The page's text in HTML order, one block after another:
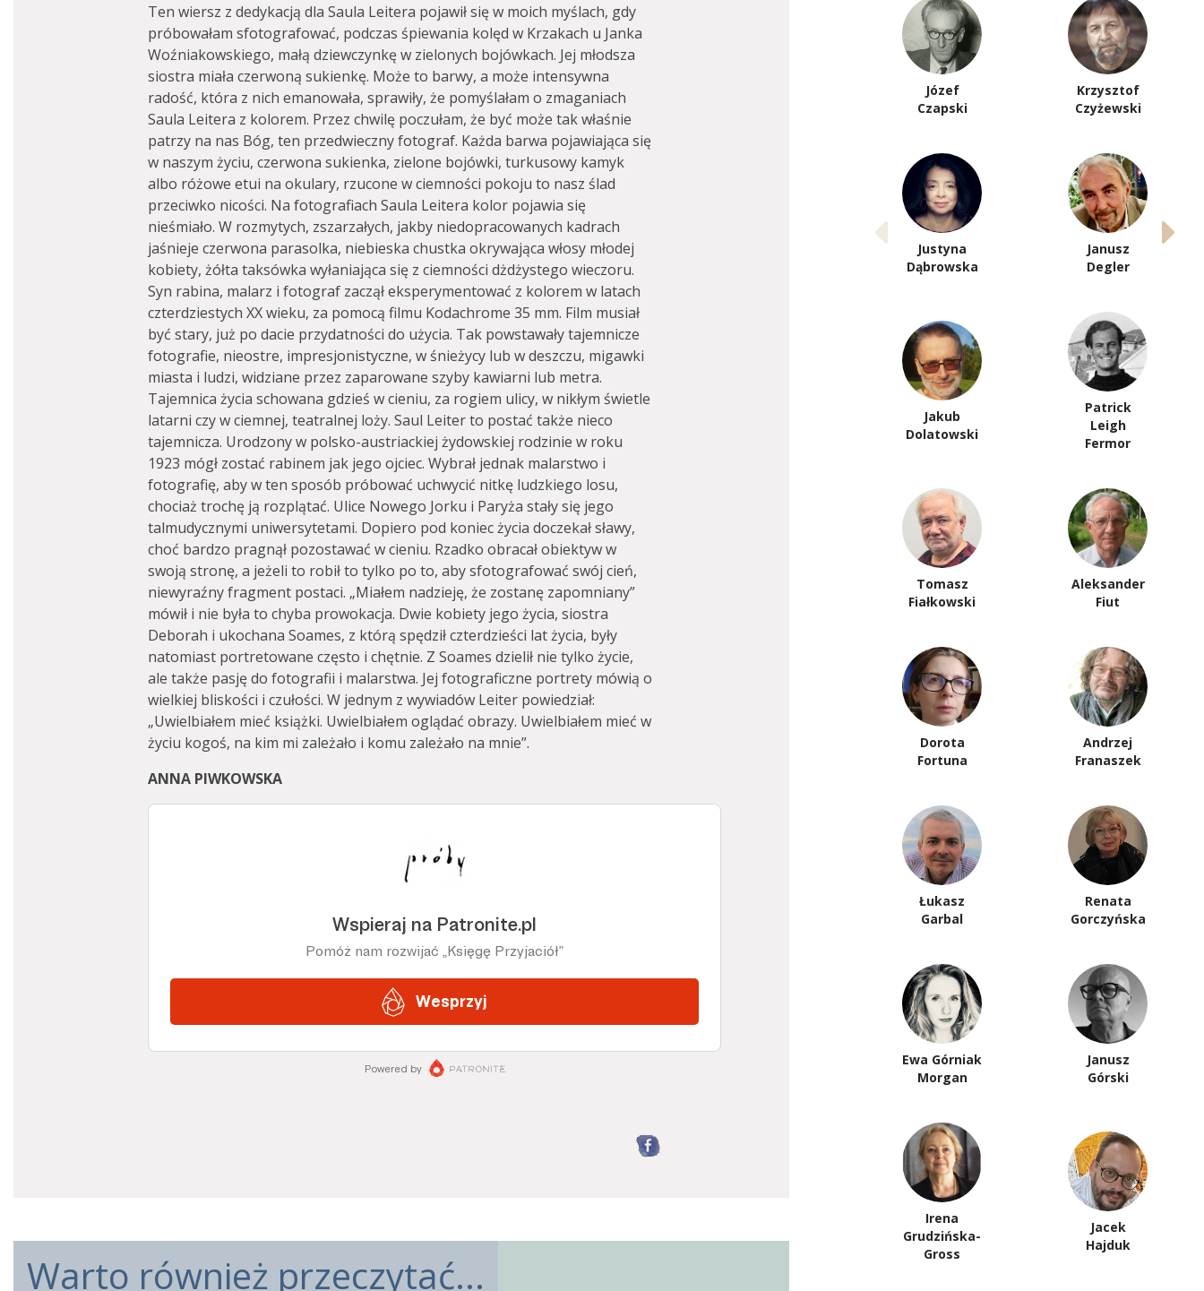
Ten wiersz z dedykacją dla Saula Leitera pojawił się w moich myślach, gdy
próbowałam sfotografować, podczas śpiewania kolęd w Krzakach u Janka
Woźniakowskiego, małą dziewczynkę w zielonych bojówkach. Jej młodsza
siostra miała czerwoną sukienkę. Może to barwy, a może intensywna
radość, która z nich emanowała, sprawiły, że pomyślałam o zmaganiach
Saula Leitera z kolorem. Przez chwilę poczułam, że być może tak właśnie
patrzy na nas Bóg, ten przedwieczny fotograf. Każda barwa pojawiająca się
w naszym życiu, czerwona sukienka, zielone bojówki, turkusowy kamyk
albo różowe etui na okulary, rzucone w ciemności pokoju to nasz ślad
przeciwko nicości. Na fotografiach Saula Leitera kolor pojawia się
nieśmiało. W rozmytych, zszarzałych, jakby niedopracowanych kadrach
jaśnieje czerwona parasolka, niebieska chustka okrywająca włosy młodej
kobiety, żółta taksówka wyłaniająca się z ciemności dżdżystego wieczoru.
Syn rabina, malarz i fotograf zaczął eksperymentować z kolorem w latach
czterdziestych XX wieku, za pomocą filmu Kodachrome 35 mm. Film musiał
być stary, już po dacie przydatności do użycia. Tak powstawały tajemnicze
fotografie, nieostre, impresjonistyczne, w śnieżycy lub w deszczu, migawki
miasta i ludzi, widziane przez zaparowane szyby kawiarni lub metra.
Tajemnica życia schowana gdzieś w cieniu, za rogiem ulicy, w nikłym świetle
latarni czy w ciemnej, teatralnej loży. Saul Leiter to postać także nieco
tajemnicza. Urodzony w polsko-austriackiej żydowskiej rodzinie w roku
1923 mógł zostać rabinem jak jego ojciec. Wybrał jednak malarstwo i
fotografię, aby w ten sposób próbować uchwycić nitkę ludzkiego losu,
chociaż trochę ją rozplątać. Ulice Nowego Jorku i Paryża stały się jego
talmudycznymi uniwersytetami. Dopiero pod koniec życia doczekał sławy,
choć bardzo pragnął pozostawać w cieniu. Rzadko obracał obiektyw w
swoją stronę, a jeżeli to robił to tylko po to, aby sfotografować swój cień,
niewyraźny fragment postaci. „Miałem nadzieję, że zostanę zapomniany”
mówił i nie była to chyba prowokacja. Dwie kobiety jego życia, siostra
Deborah i ukochana Soames, z którą spędził czterdzieści lat życia, były
natomiast portretowane często i chętnie. Z Soames dzielił nie tylko życie,
ale także pasję do fotografii i malarstwa. Jej fotograficzne portrety mówią o
wielkiej bliskości i czułości. W jednym z wywiadów Leiter powiedział:
„Uwielbiałem mieć książki. Uwielbiałem oglądać obrazy. Uwielbiałem mieć w
życiu kogoś, na kim mi zależało i komu zależało na mnie”.
ANNA PIWKOWSKA
Warto również przeczytać...
Józef
Czapski
Krzysztof
Czyżewski
Justyna
Dąbrowska
Janusz
Degler
Jakub
Dolatowski
Patrick
Leigh
Fermor
Tomasz
Fiałkowski
Aleksander
Fiut
Dorota
Fortuna
Andrzej
Franaszek
Łukasz
Garbal
Renata
Gorczyńska
Ewa Górniak
Morgan
Janusz
Górski
Irena
Grudzińska-
Gross
Jacek
Hajduk